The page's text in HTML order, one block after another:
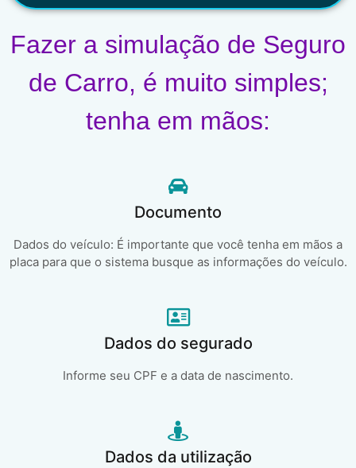
Fazer a simulação de Seguro
de Carro, é muito simples;
tenha em mãos:
Documento
Dados do veículo: É importante que você tenha em mãos a
placa para que o sistema busque as informações do veículo.
Dados do segurado
Informe seu CPF e a data de nascimento.
Dados da utilização